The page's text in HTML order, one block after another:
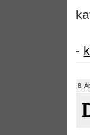
-
8.